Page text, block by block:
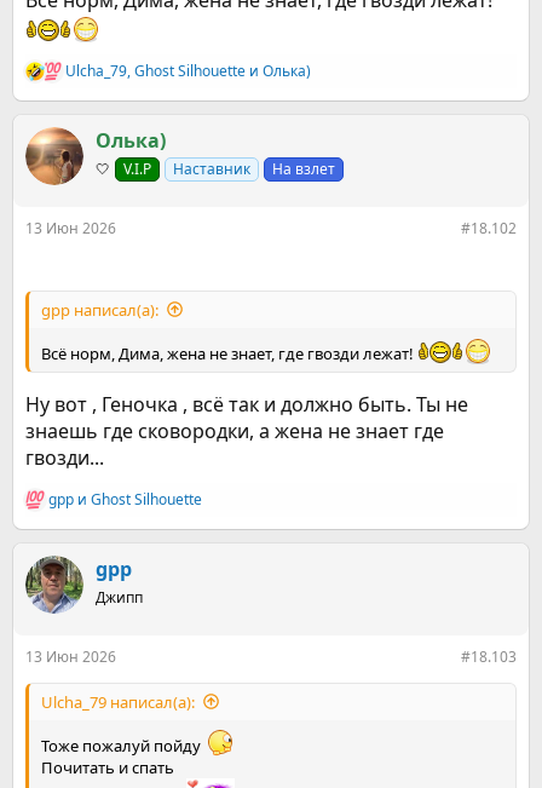
Р
е
к
ц
и
Ulcha_79,Ghost Silhouette и Олька)
Олька)
🤍 V.I.P Наставник На взлет
13 Июн 2026 #18.102
gpp написал(а):
Всё норм, Дима, жена не знает, где гвозди лежат!
Ну вот , Геночка , всё так и должно быть. Ты не
знаешь где сковородки, а жена не знает где
гвозди...
Р
е
к
ц
и
gpp и Ghost Silhouette
gpp
Джипп
13 Июн 2026 #18.103
Ulcha_79 написал(а):
Тоже пожалуй пойду
Почитать и спать